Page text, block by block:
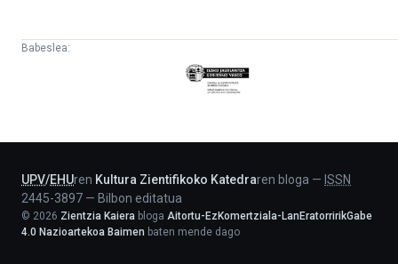
Babeslea:
Eusko
Jaurlaritza
UPV/EHUren Kultura Zientifikoko Katedraren bloga — ISSN
2445-3897 — Bilbon editatua
© 2026 Zientzia Kaiera bloga Aitortu-EzKomertziala-LanEratorririkGabe
4.0 Nazioartekoa Baimen baten mende dago